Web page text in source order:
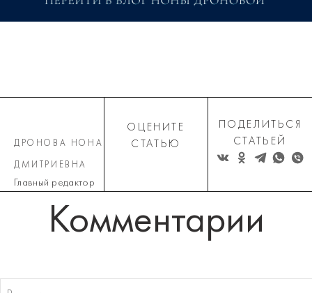
ДРОНОВА НОНА
ДМИТРИЕВНА
Главный редактор
ОЦЕНИТЕ
СТАТЬЮ
ПОДЕЛИТЬСЯ
СТАТЬЕЙ
Комментарии